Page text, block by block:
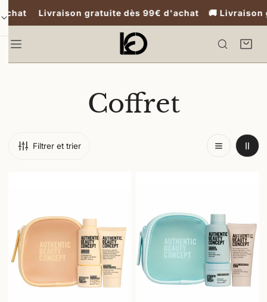
Livraison gratuite dès 99€ d'achat 🚚
AU CONTENU
L
c
u
e
Coffret
Filtrer et trier
soins
cheveux
réparation
intense
Coffret
de
soins
cheveux
hydratation